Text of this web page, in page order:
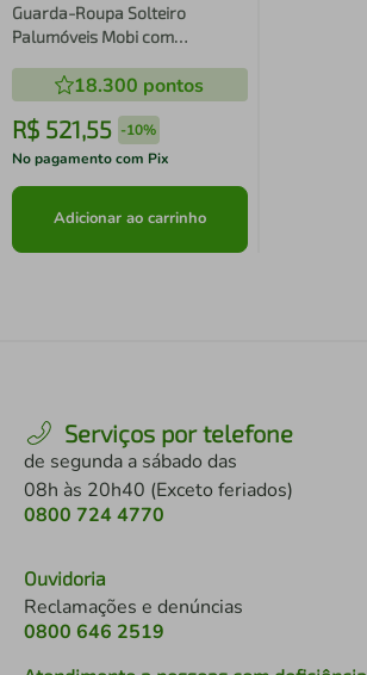
Guarda-Roupa Solteiro
Palumóveis Mobi com
Gavetas, Cinamomo e Off White
- 98cm de Largura
18.300 pontos
R$ 521,55 -10%
No pagamento com Pix
Adicionar ao carrinho
Serviços por telefone
de segunda a sábado das
08h às 20h40 (Exceto feriados)
0800 724 4770
Ouvidoria
Reclamações e denúncias
0800 646 2519